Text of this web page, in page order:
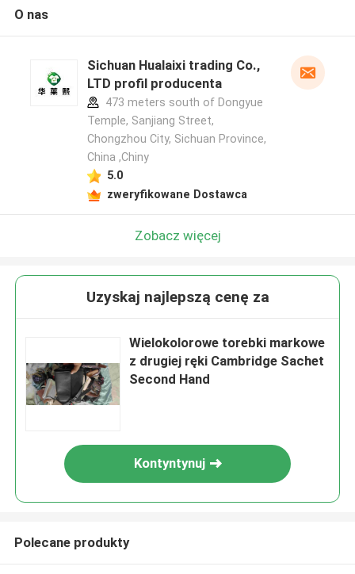
O nas
Sichuan Hualaixi trading Co.,
LTD profil producenta
473 meters south of Dongyue
Temple, Sanjiang Street,
Chongzhou City, Sichuan Province,
China ,Chiny
5.0
zweryfikowane Dostawca
Zobacz więcej
Uzyskaj najlepszą cenę za
Wielokolorowe torebki markowe
z drugiej ręki Cambridge Sachet
Second Hand
Kontyntynuj
Polecane produkty